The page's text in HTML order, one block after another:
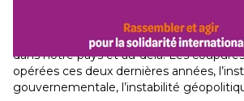
Le secteur humanitaire connaît des
dans notre pays et au-delà. Les
opérées ces deux dernières années,
gouvernementale, l’instabilité